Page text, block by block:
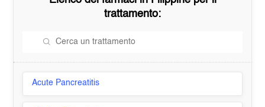
trattamento:
Acute Pancreatitis